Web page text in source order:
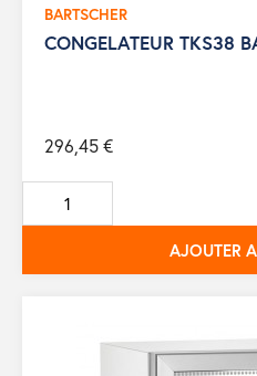
BARTSCHER
CONGELATEUR TKS38
296,45 €
AJOUTER